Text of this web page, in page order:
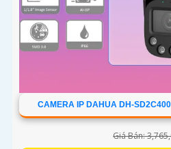
CAMERA IP DAHUA DH-
Giá Bán: